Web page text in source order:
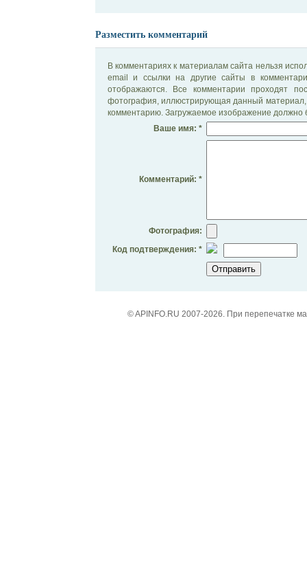
Разместить комментарий
В комментариях к материалам сайта нельзя
email и ссылки на другие сайты в
отображаются. Все комментарии проходят
фотография, иллюстрирующая данный материал,
комментарию. Загружаемое изображение должно
Ваше имя: *
Комментарий: *
Фотография:
Код подтверждения: *
© APINFO.RU 2007-2026. При перепечатке